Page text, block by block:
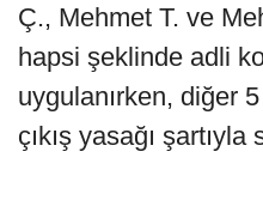
Ç., Mehmet T. ve
hapsi şeklinde adli
uygulanırken, diğer
çıkış yasağı şartıyla